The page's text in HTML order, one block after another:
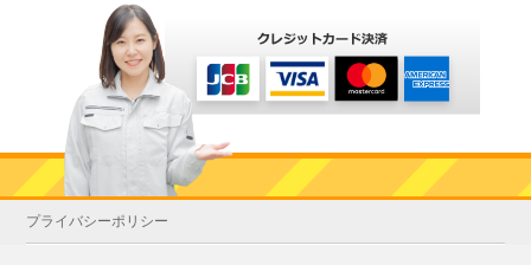
プライバシーポリシー